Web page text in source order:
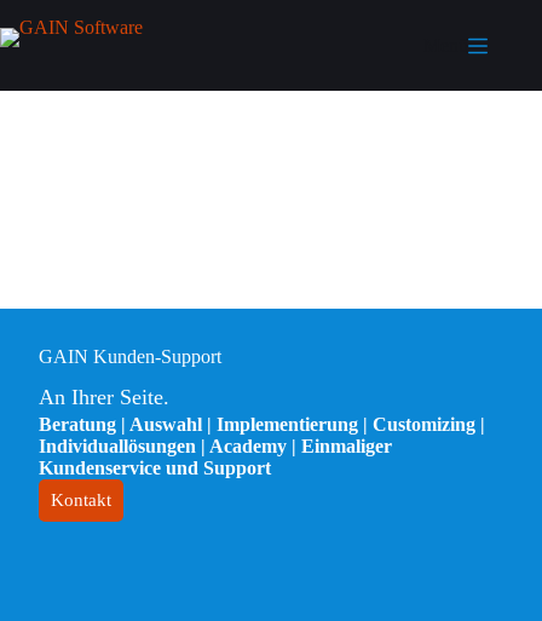
Menü
GAIN Kunden-Support
An Ihrer Seite.
Beratung | Auswahl | Implementierung | Customizing |
Individuallösungen | Academy | Einmaliger
Kundenservice und Support
Kontakt